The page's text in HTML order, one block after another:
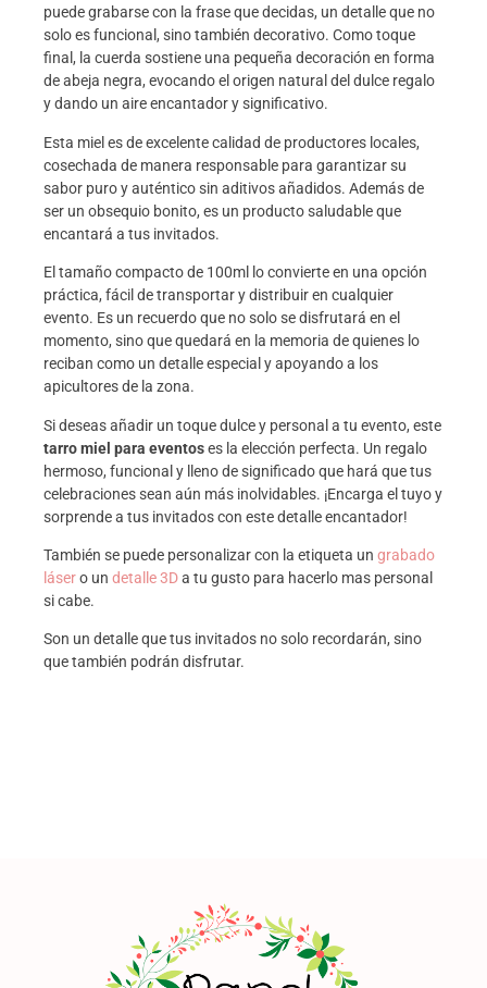
puede grabarse con la frase que decidas, un detalle que no
solo es funcional, sino también decorativo. Como toque
final, la cuerda sostiene una pequeña decoración en forma
de abeja negra, evocando el origen natural del dulce regalo
y dando un aire encantador y significativo.
Esta miel es de excelente calidad de productores locales,
cosechada de manera responsable para garantizar su
sabor puro y auténtico sin aditivos añadidos. Además de
ser un obsequio bonito, es un producto saludable que
encantará a tus invitados.
El tamaño compacto de 100ml lo convierte en una opción
práctica, fácil de transportar y distribuir en cualquier
evento. Es un recuerdo que no solo se disfrutará en el
momento, sino que quedará en la memoria de quienes lo
reciban como un detalle especial y apoyando a los
apicultores de la zona.
Si deseas añadir un toque dulce y personal a tu evento, este
tarro miel para eventoses la elección perfecta. Un regalo
hermoso, funcional y lleno de significado que hará que tus
celebraciones sean aún más inolvidables. ¡Encarga el tuyo y
sorprende a tus invitados con este detalle encantador!
También se puede personalizar con la etiqueta un grabado
lásero un detalle 3Da tu gusto para hacerlo mas personal
si cabe.
Son un detalle que tus invitados no solo recordarán, sino
que también podrán disfrutar.